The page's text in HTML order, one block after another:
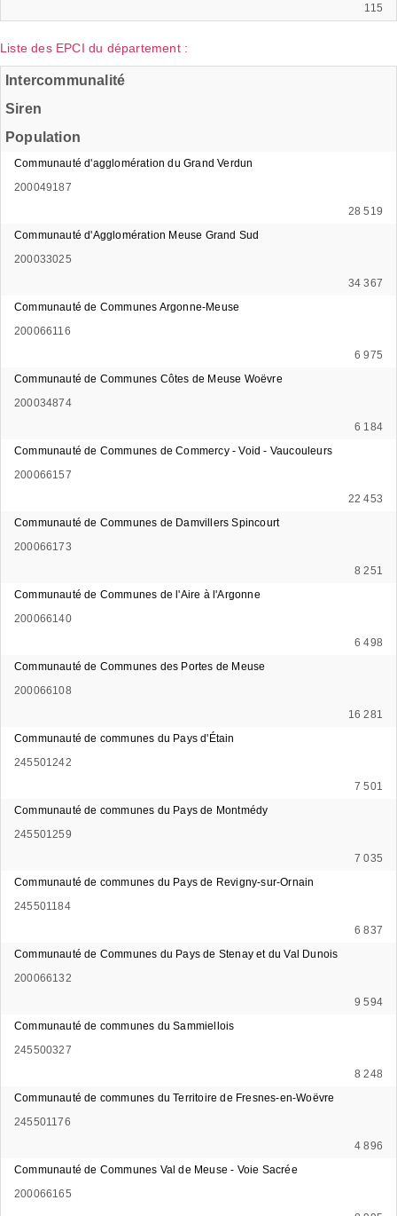
115
Liste des EPCI du département :
Intercommunalité
Siren
Population
Communauté d'agglomération du Grand Verdun
200049187
28 519
Communauté d'Agglomération Meuse Grand Sud
200033025
34 367
Communauté de Communes Argonne-Meuse
200066116
6 975
Communauté de Communes Côtes de Meuse Woëvre
200034874
6 184
Communauté de Communes de Commercy - Void - Vaucouleurs
200066157
22 453
Communauté de Communes de Damvillers Spincourt
200066173
8 251
Communauté de Communes de l'Aire à l'Argonne
200066140
6 498
Communauté de Communes des Portes de Meuse
200066108
16 281
Communauté de communes du Pays d'Étain
245501242
7 501
Communauté de communes du Pays de Montmédy
245501259
7 035
Communauté de communes du Pays de Revigny-sur-Ornain
245501184
6 837
Communauté de Communes du Pays de Stenay et du Val Dunois
200066132
9 594
Communauté de communes du Sammiellois
245500327
8 248
Communauté de communes du Territoire de Fresnes-en-Woëvre
245501176
4 896
Communauté de Communes Val de Meuse - Voie Sacrée
200066165